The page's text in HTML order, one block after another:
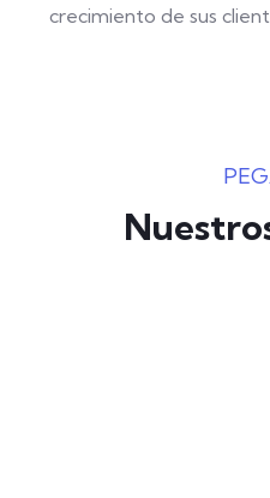
crecimiento de sus